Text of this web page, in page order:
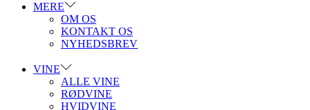
MERE
OM OS
KONTAKT OS
NYHEDSBREV
VINE
ALLE VINE
RØDVINE
HVIDVINE